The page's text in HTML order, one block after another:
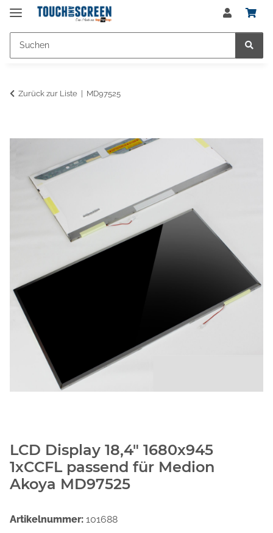
Zurück zur Liste MD97525
LCD Display 18,4" 1680x945
1xCCFL passend für Medion
Akoya MD97525
Artikelnummer: 101688